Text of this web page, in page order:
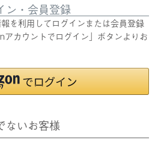
ン・会員登録
を利用してログインまたは会員登録
アカウントでログイン」ボタンよりお
ないお客様